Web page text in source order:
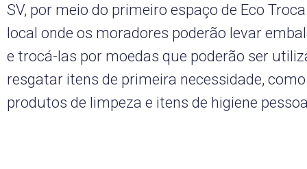
SV, por meio do primeiro espaço de Eco
local onde os moradores poderão levar
e trocá-las por moedas que poderão ser
resgatar itens de primeira necessidade,
produtos de limpeza e itens de higiene